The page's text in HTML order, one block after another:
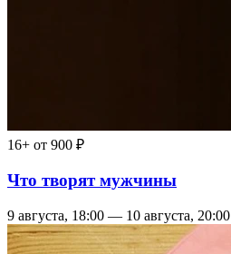
16+ от 900 ₽
Что творят мужчины
9 августа, 18:00 — 10 августа, 20:00